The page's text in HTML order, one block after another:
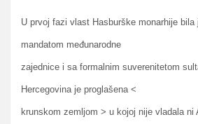
U prvoj fazi vlast Hasburške monarhije bila
mandatom međunarodne
zajednice i sa formalnim suverenitetom
Hercegovina je proglašena <
krunskom zemljom > u kojoj nije vladala ni